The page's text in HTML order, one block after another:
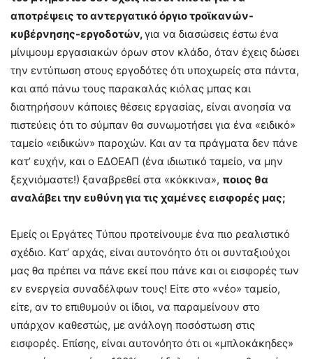
αποτρέψεις το αντεργατικό όργιο τροϊκανών-
κυβέρνησης-εργοδοτών,για να διασώσεις έστω ένα
μίνιμουμ εργασιακών όρων στον κλάδο, όταν έχεις δώσει
την εντύπωση στους εργοδότες ότι υποχωρείς στα πάντα,
και από πάνω τους παρακαλάς κιόλας μπας και
διατηρήσουν κάποιες θέσεις εργασίας, είναι ανοησία να
πιστεύεις ότι το σύμπαν θα συνωμοτήσει για ένα «ειδικό»
ταμείο «ειδικών» παροχών. Και αν τα πράγματα δεν πάνε
κατ’ ευχήν, και ο ΕΔΟΕΑΠ (ένα ιδιωτικό ταμείο, να μην
ξεχνιόμαστε!) ξαναβρεθεί στα «κόκκινα», ποιος θα
αναλάβει την ευθύνη για τις χαμένες εισφορές μας;
Εμείς οι Εργάτες Τύπου προτείνουμε ένα πιο ρεαλιστικό
σχέδιο. Κατ’ αρχάς, είναι αυτονόητο ότι οι συνταξιούχοι
μας θα πρέπει να πάνε εκεί που πάνε και οι εισφορές των
εν ενεργεία συναδέλφων τους! Είτε στο «νέο» ταμείο,
είτε, αν το επιθυμούν οι ίδιοι, να παραμείνουν στο
υπάρχον καθεστώς, με ανάλογη ποσόστωση στις
εισφορές. Επίσης, είναι αυτονόητο ότι οι «μπλοκάκηδες»